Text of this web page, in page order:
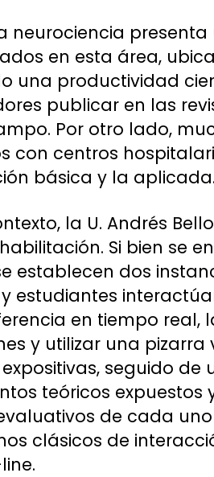
neurociencia
en esta área,
una productividad
publicar en las
Por otro lado,
con centros
básica y la aplicada.
la U. Andrés
Si bien se
establecen dos
estudiantes
en tiempo
y utilizar una
seguido
teóricos
de cada
clásicos de